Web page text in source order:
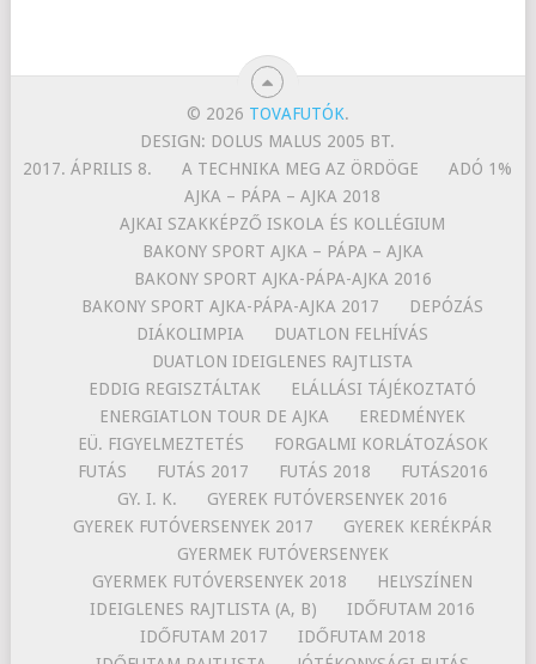
© 2026 TOVAFUTÓK.
DESIGN: DOLUS MALUS 2005 BT.
2017. ÁPRILIS 8.
A TECHNIKA MEG AZ ÖRDÖGE
ADÓ 1%
AJKA – PÁPA – AJKA 2018
AJKAI SZAKKÉPZŐ ISKOLA ÉS KOLLÉGIUM
BAKONY SPORT AJKA – PÁPA – AJKA
BAKONY SPORT AJKA-PÁPA-AJKA 2016
BAKONY SPORT AJKA-PÁPA-AJKA 2017
DEPÓZÁS
DIÁKOLIMPIA
DUATLON FELHÍVÁS
DUATLON IDEIGLENES RAJTLISTA
EDDIG REGISZTÁLTAK
ELÁLLÁSI TÁJÉKOZTATÓ
ENERGIATLON TOUR DE AJKA
EREDMÉNYEK
EÜ. FIGYELMEZTETÉS
FORGALMI KORLÁTOZÁSOK
FUTÁS
FUTÁS 2017 FUTÁS 2018
FUTÁS2016
GY. I. K.
GYEREK FUTÓVERSENYEK 2016
GYEREK FUTÓVERSENYEK 2017
GYEREK KERÉKPÁR
GYERMEK FUTÓVERSENYEK
GYERMEK FUTÓVERSENYEK 2018
HELYSZÍNEN
IDEIGLENES RAJTLISTA (A, B)
IDŐFUTAM 2016
IDŐFUTAM 2017
IDŐFUTAM 2018